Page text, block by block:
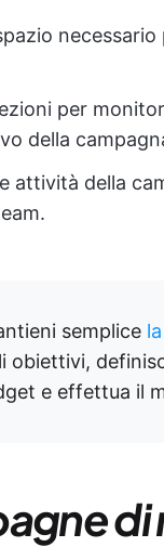
per
della
attività della
semplice la
obiettivi,
e effettua il